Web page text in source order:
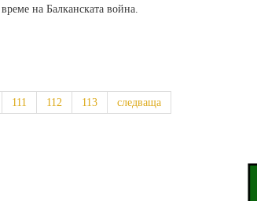
на Балканската война.
111 112 113
следваща